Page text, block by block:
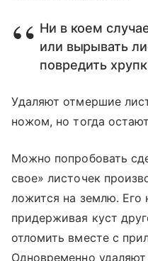
Ни в коем
или вырывать
повредить
Удаляют отмершие
ножом, но тогда
Можно попробовать
свое» листочек
ложится на землю. Его
придерживая куст
отломить вместе с
Одновременно